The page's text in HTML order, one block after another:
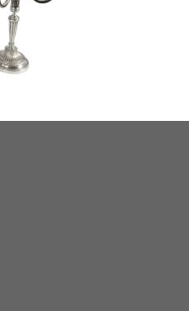
argenté